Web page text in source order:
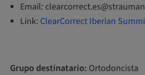
Email:
Link: ClearCorrect Iberian
Grupo destinatario: Ortodoncista